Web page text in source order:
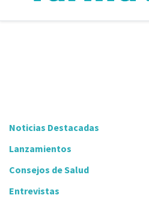
Noticias Destacadas
Lanzamientos
Consejos de Salud
Entrevistas